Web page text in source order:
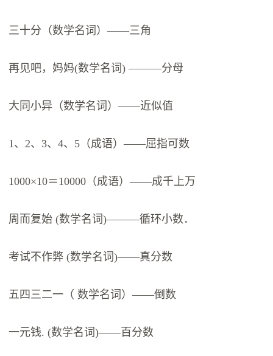
三十分（数学名词）——三角
再见吧，妈妈(数学名词) ———分母
大同小异（数学名词）——近似值
1、2、3、4、5（成语）——屈指可数
1000×10＝10000（成语）——成千上万
周而复始 (数学名词)———循环小数．
考试不作弊 (数学名词)——真分数
五四三二一（ 数学名词）——倒数
一元钱. (数学名词)——百分数